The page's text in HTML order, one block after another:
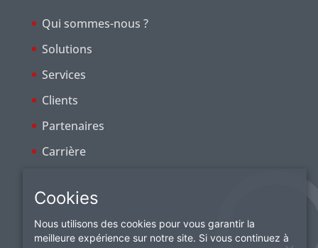
Qui sommes-nous ?
Solutions
Services
Clients
Partenaires
Carrière
Cookies
Nous utilisons des cookies pour vous garantir la
meilleure expérience sur notre site. Si vous continuez à